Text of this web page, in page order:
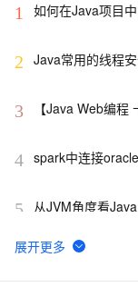
1 如何在Java项目
2 Java常用的线程
3 【Java Web编
4 spark中连接
5 从JVM角度看
6 WebKit  上的JS直